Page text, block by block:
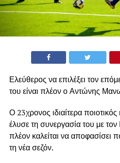
Ελεύθερος να επιλέξει τον
του είναι πλέον ο Αντώνης
Ο 23χρονος ιδιαίτερα ποιοτικός
έλυσε τη συνεργασία του με τον
πλέον καλείται να αποφασίσει
τη νέα σεζόν.